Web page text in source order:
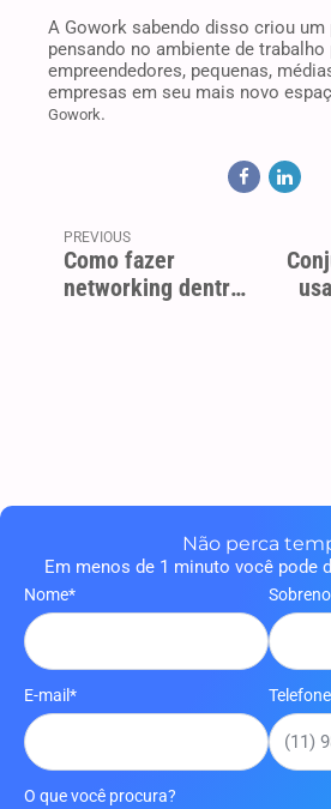
A Gowork sabendo disso criou um
pensando no ambiente de trabalho
empreendedores, pequenas,
empresas em seu mais novo
Gowork.
PREVIOUS
Como fazer
networking dentro
Não perca
Em menos de 1 minuto você pode
Nome*
E-mail*
O que você procura?